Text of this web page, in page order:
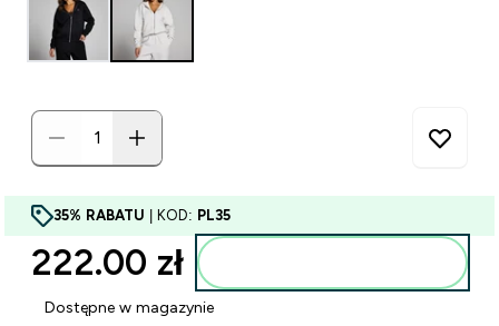
35% RABATU | KOD: PL35
222.00 zł‎
Dostępne w magazynie